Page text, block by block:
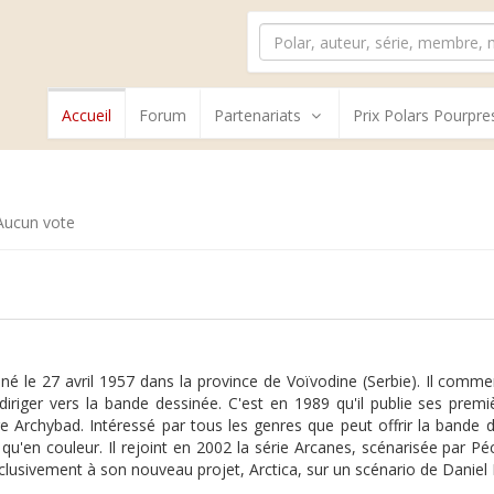
Accueil Forum Partenariats Prix Polars
vote
le 27 avril 1957 dans la province de Voïvodine (Serbie). Il
vers la bande dessinée. C'est en 1989 qu'il publie ses
Archybad. Intéressé par tous les genres que peut offrir la bande
couleur. Il rejoint en 2002 la série Arcanes, scénarisée par
à son nouveau projet, Arctica, sur un scénario de Daniel